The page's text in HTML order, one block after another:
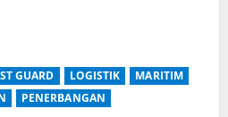
GUARD LOGISTIK
MARITIM
PENERBANGAN